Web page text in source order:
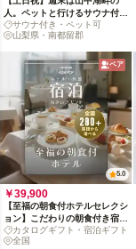
人。ペットと行けるサウナ付貸
切別荘リトリート
サウナ付き・ペット可
山梨県・南都留郡
ペア
5.0
￥39,900
【至福の朝食付ホテルセレクシ
ョン】こだわりの朝食付き宿泊
カタログギフト: 掲載数280施
設〜
カタログギフト・宿泊ギフト
全国